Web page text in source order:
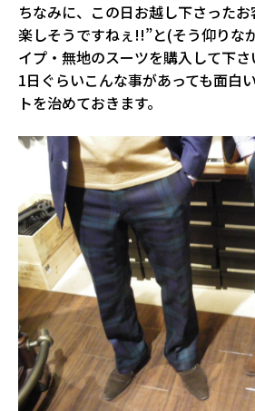
ちなみに、この日お越し下さった
楽しそうですねぇ!!”と(そう仰りな
イプ・無地のスーツを購入して下
1日ぐらいこんな事があっても面白
トを治めておきます。